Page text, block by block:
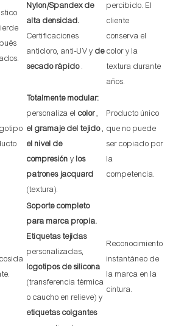
Nylon/Spandex de
alta densidad.
Certificaciones
anticloro, anti-UV y de
secado rápido.
percibido. El
cliente
conserva el
color y la
textura durante
años.
Totalmente modular:
personaliza el color,
el gramaje del tejido,
el nivel de
compresión y los
patrones jacquard
(textura).
Producto único
que no puede
ser copiado por
la
competencia.
Soporte completo
para marca propia.
Etiquetas tejidas
personalizadas,
logotipos de silicona
(transferencia térmica
o caucho en relieve) y
etiquetas colgantes
Reconocimiento
instantáneo de
la marca en la
cintura.